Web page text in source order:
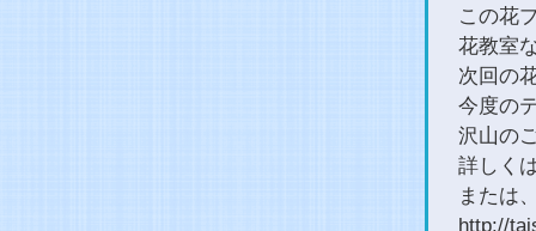
この花
花教室
次回の
今度の
沢山の
詳しく
または
http://